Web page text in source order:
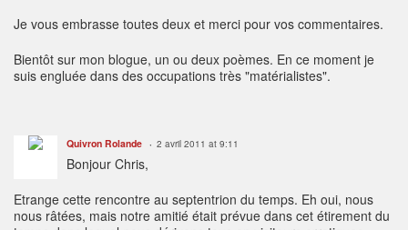
Je vous embrasse toutes deux et merci pour vos commentaires.
Bientôt sur mon blogue, un ou deux poèmes. En ce moment je
suis engluée dans des occupations très "matérialistes".
Quivron Rolande 2 avril 2011 at 9:11
Bonjour Chris,
Etrange cette rencontre au septentrion du temps. Eh oui, nous
nous râtées, mais notre amitié était prévue dans cet étirement du